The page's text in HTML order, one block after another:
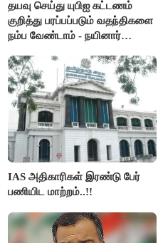
தயவு செய்து யுபிஐ கட்டணம்
குறித்து பரப்பப்படும் வதந்திகளை
நம்ப வேண்டாம் - நயினார்
IAS அதிகாரிகள் இரண்டு பேர்
பணியிட மாற்றம்..!!